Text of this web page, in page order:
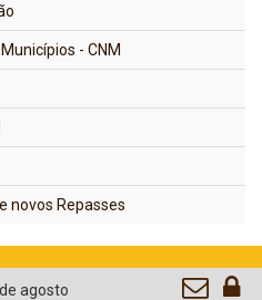
- CNM
novos Repasses
agosto